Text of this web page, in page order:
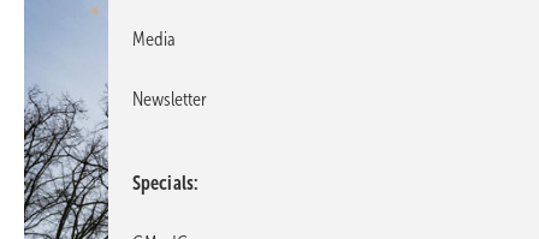
Media
Newsletter
Specials